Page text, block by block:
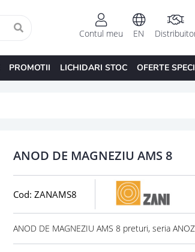
EN
Contul meu
PROMOTII LICHIDARI STOC OFERTE
ANOD DE MAGNEZIU AMS 8
Cod: ZANAMS8
ANOD DE MAGNEZIU AMS 8 preturi, seria